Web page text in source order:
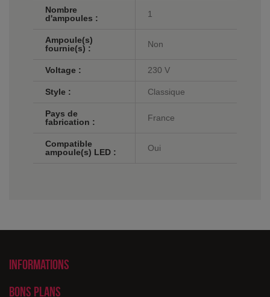
Nombre
d'ampoules :
1
Ampoule(s)
fournie(s) :
Non
Voltage : 230 V
Style : Classique
Pays de
fabrication :
France
Compatible
ampoule(s) LED :
Oui
Informations
Bons plans